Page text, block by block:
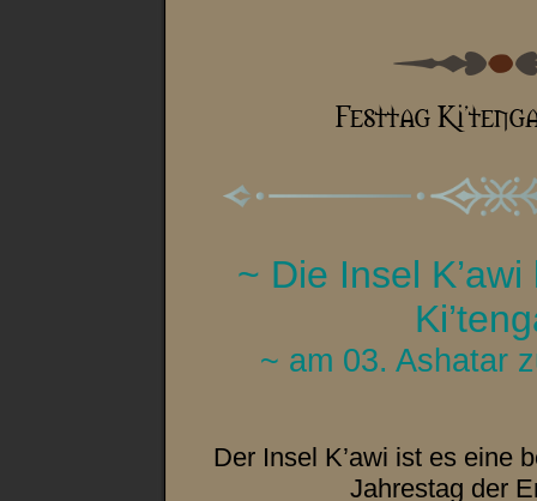
~ Die Insel
~ am 03. Ashatar
Der Insel K’awi ist es eine
Jahrestag der